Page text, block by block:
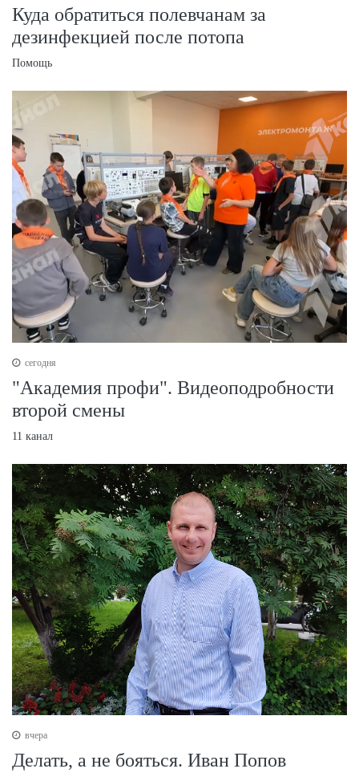
Куда обратиться полевчанам за
дезинфекцией после потопа
Помощь
сегодня
"Академия профи". Видеоподробности
второй смены
11 канал
вчера
Делать, а не бояться. Иван Попов